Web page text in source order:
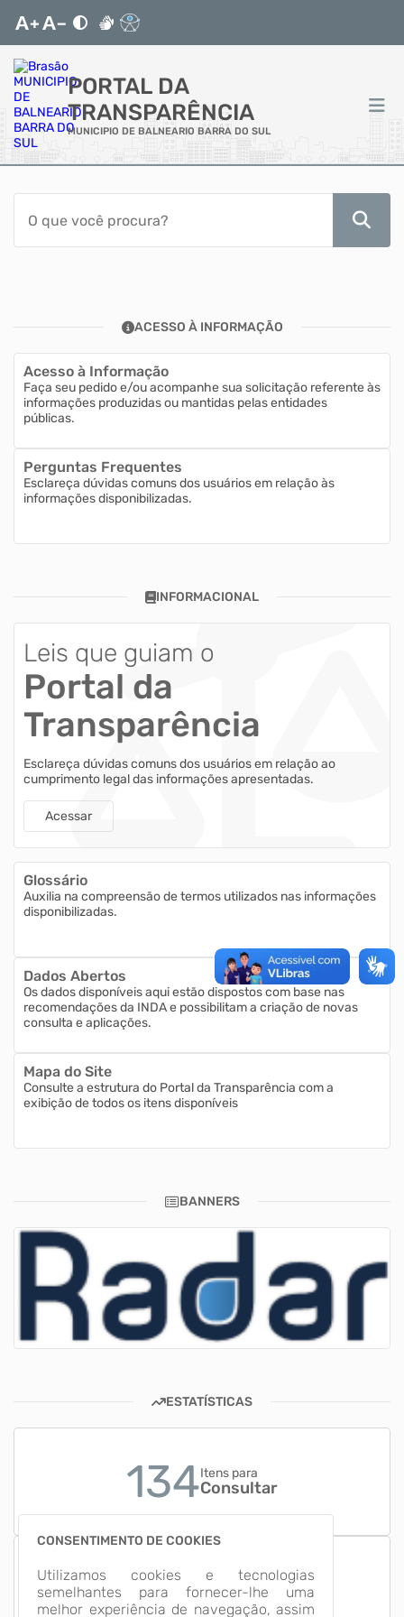
PORTAL DA
TRANSPARÊNCIA
MUNICIPIO DE BALNEARIO BARRA DO SUL
ACESSO RÁPIDO
Acessibilidade
Autoatendimento
Mapa do Site
CONSENTIMENTO DE COOKIES
Utilizamos cookies e tecnologias
semelhantes para fornecer-lhe uma
melhor experiência de navegação, assim
ACESSO À INFORMAÇÃO
Acesso à Informação
Faça seu pedido e/ou acompanhe sua solicitação referente às
informações produzidas ou mantidas pelas entidades
públicas.
Perguntas Frequentes
Esclareça dúvidas comuns dos usuários em relação às
informações disponibilizadas.
INFORMACIONAL
Leis que guiam o
Portal da
Transparência
Esclareça dúvidas comuns dos usuários em relação ao
cumprimento legal das informações apresentadas.
Acessar
Glossário
Auxilia na compreensão de termos utilizados nas informações
disponibilizadas.
Dados Abertos
Os dados disponíveis aqui estão dispostos com base nas
recomendações da INDA e possibilitam a criação de novas
consulta e aplicações.
Mapa do Site
Consulte a estrutura do Portal da Transparência com a
exibição de todos os itens disponíveis
BANNERS
ESTATÍSTICAS
134Itens para
Consultar
9Grupos de
Informação